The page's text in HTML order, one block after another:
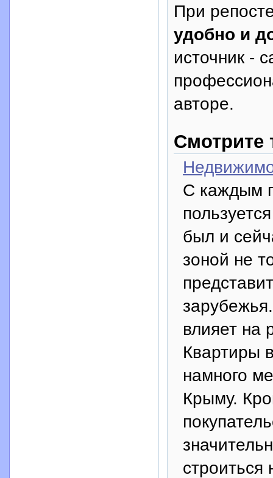
При
удобно и
источник -
авторе.
Смотрите
С каждым
был и
зоной не
влияет на
Квартиры
намного
Крыму.